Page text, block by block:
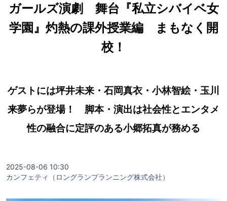
ガールズ演劇 舞台『私立シバイベ女
学園』灼熱の課外授業編 まもなく開
校！
ゲストには坪井未来・石岡真衣・小林智絵・玉川
来夢らが登場！ 脚本・演出は社会性とエンタメ
性の融合に定評のある小郷拓真が務める
2025-08-06 10:30
カンフェティ（ロングランプランニング株式会社）